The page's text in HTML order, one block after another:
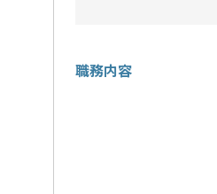
職務内容